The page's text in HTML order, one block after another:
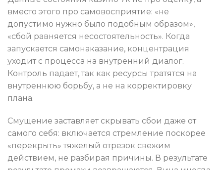
вместо этого про самовосприятие: «не
допустимо нужно было подобным образом»,
«сбой равняется несостоятельность». Когда
запускается самонаказание, концентрация
уходит с процесса на внутренний диалог.
Контроль падает, так как ресурсы тратятся на
внутреннюю борьбу, а не на корректировку
плана.
Смущение заставляет скрывать сбои даже от
самого себя: включается стремление поскорее
«перекрыть» тяжелый отрезок свежим
действием, не разбирая причины. В результате